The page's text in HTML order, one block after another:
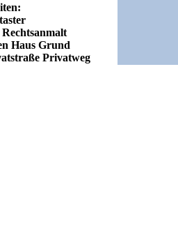
Haus Grund
Privatweg